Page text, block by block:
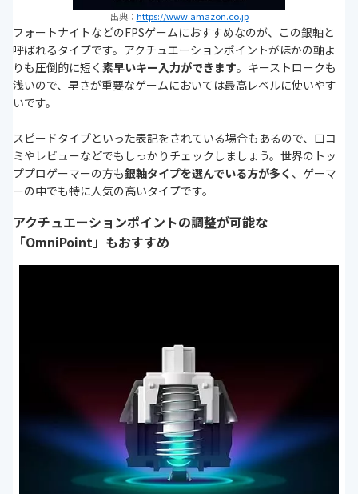
出典： https://www.amazon.co.jp
フォートナイトなどのFPSゲームにおすすめなのが、この銀軸と
呼ばれるタイプです。アクチュエーションポイントがほかの軸よ
りも圧倒的に短く 素早いキー入力ができます。キーストロークも
浅いので、早さが重要なゲームにおいては最高レベルに使いやす
いです。
スピードタイプといった表記をされている場合もあるので、口コ
ミやレビューなどでもしっかりチェックしましょう。世界のトッ
ププロゲーマーの方も銀軸タイプを選んでいる方が多く 、ゲーマ
ーの中でも特に人気の高いタイプです。
アクチュエーションポイントの調整が可能な
「OmniPoint」もおすすめ